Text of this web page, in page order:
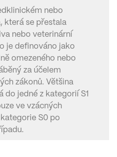
nebo
která se přestala
nebo veterinární
je definováno jako
omezeného nebo
za účelem
zákonů. Většina
do jedné z kategorií S1
ve vzácných
S0 po